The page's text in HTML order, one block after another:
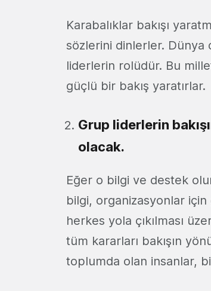
Karabalıklar bakışı
sözlerini dinlerler. Dünya
liderlerin rolüdür. Bu
güçlü bir bakış yaratırlar.
Grup liderlerin
olacak.
Eğer o bilgi ve destek
bilgi, organizasyonlar
herkes yola çıkılması
tüm kararları bakışın
toplumda olan insanlar,